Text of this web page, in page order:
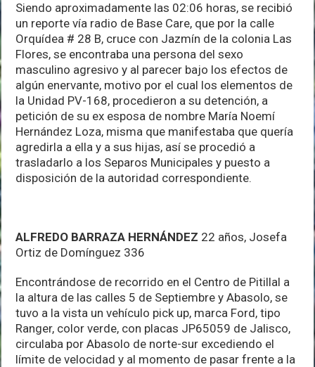
Siendo aproximadamente las 02:06 horas, se recibió
un reporte vía radio de Base Care, que por la calle
Orquídea # 28 B, cruce con Jazmín de la colonia Las
Flores, se encontraba una persona del sexo
masculino agresivo y al parecer bajo los efectos de
algún enervante, motivo por el cual los elementos de
la Unidad PV-168, procedieron a su detención, a
petición de su ex esposa de nombre María Noemí
Hernández Loza, misma que manifestaba que quería
agredirla a ella y a sus hijas, así se procedió a
trasladarlo a los Separos Municipales y puesto a
disposición de la autoridad correspondiente.
ALFREDO BARRAZA HERNÁNDEZ 22 años, Josefa
Ortiz de Domínguez 336
Encontrándose de recorrido en el Centro de Pitillal a
la altura de las calles 5 de Septiembre y Abasolo, se
tuvo a la vista un vehículo pick up, marca Ford, tipo
Ranger, color verde, con placas JP65059 de Jalisco,
circulaba por Abasolo de norte-sur excediendo el
límite de velocidad y al momento de pasar frente a la